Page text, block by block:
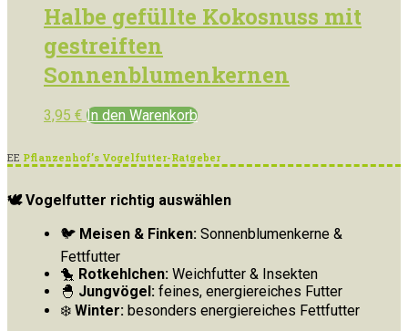
Halbe gefüllte Kokosnuss mit
gestreiften
Sonnenblumenkernen
3,95 € In den Warenkorb
EE Pflanzenhof’s Vogelfutter-Ratgeber
🕊 Vogelfutter richtig auswählen
🐦 Meisen & Finken: Sonnenblumenkerne &
Fettfutter
🐤 Rotkehlchen: Weichfutter & Insekten
🐣 Jungvögel: feines, energiereiches Futter
❄️ Winter: besonders energiereiches Fettfutter